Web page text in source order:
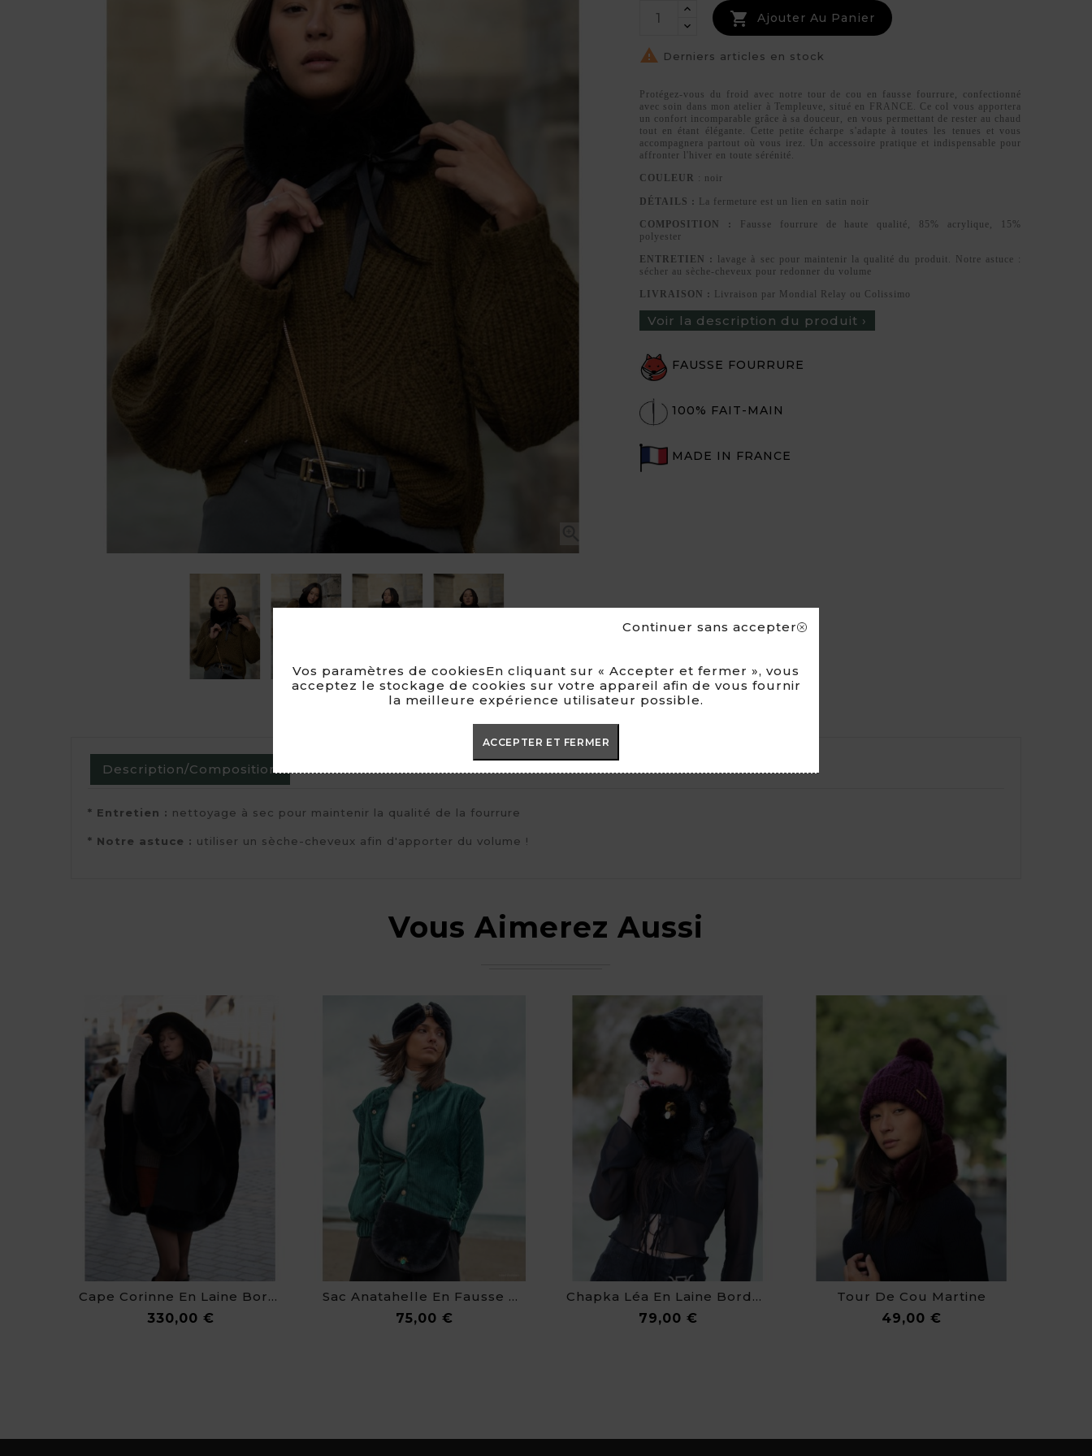
Continuer sans accepter
Vos paramètres de cookiesEn cliquant sur « Accepter et fermer », vous
acceptez le stockage de cookies sur votre appareil afin de vous fournir
la meilleure expérience utilisateur possible.
ACCEPTER ET FERMER
 Ajouter Au Panier
 Derniers articles en stock
Protégez-vous du froid avec notre tour de cou en fausse fourrure, confectionné
avec soin dans mon atelier à Templeuve, situé en FRANCE. Ce col vous apportera
un confort incomparable grâce à sa douceur, en vous permettant de rester au chaud
tout en étant élégante. Cette petite écharpe s'adapte à toutes les tenues et vous
accompagnera partout où vous irez. Un accessoire pratique et indispensable pour
affronter l'hiver en toute sérénité.
COULEUR : noir
DÉTAILS : La fermeture est un lien en satin noir
COMPOSITION : Fausse fourrure de haute qualité, 85% acrylique, 15%
polyester
ENTRETIEN :
lavage à sec pour maintenir la qualité du produit. Notre astuce :
sécher au sèche-cheveux pour redonner du volume
LIVRAISON : Livraison par Mondial Relay ou Colissimo
Voir la description du produit ›
FAUSSE FOURRURE
100% FAIT-MAIN
MADE IN FRANCE
Description/Composition Commentaires
* Entretien : nettoyage à sec pour maintenir la qualité de la fourrure
* Notre astuce : utiliser un sèche-cheveux afin d'apporter du volume !
Vous Aimerez Aussi
Cape Corinne En Laine Bordée De Fausse Fourrure De Haute Qualité
330,00 €
Sac Anatahelle En Fausse Fourrure
75,00 €
Chapka Léa En Laine Bordée De Fausse Fourrure
79,00 €
Tour De Cou Martine
49,00 €